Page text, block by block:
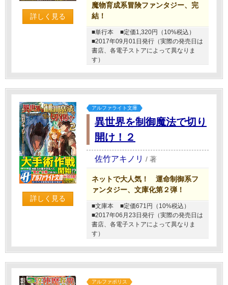
詳しく見る
魔物育成系冒険ファンタジー、完
結！
■単行本
■定価1,320円（10%税込）
■2017年09月01日発行（実際の発売日は
書店、各電子ストアによって異なりま
す）
詳しく見る
アルファライト文庫
異世界を制御魔法で切り
開け！２
佐竹アキノリ / 著
ネットで大人気！ 運命制御系フ
ァンタジー、文庫化第２弾！
■文庫本
■定価671円（10%税込）
■2017年06月23日発行（実際の発売日は
書店、各電子ストアによって異なりま
す）
アルファポリス